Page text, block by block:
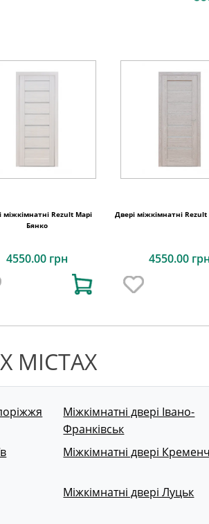
міжкімнатні Rezult Марі
Бянко
4550.00 грн
Двері міжкімнатні
4550.00 грн
МІСТАХ
Міжкімнатні двері Івано-
Франківськ
Міжкімнатні двері
Міжкімнатні двері Луцьк